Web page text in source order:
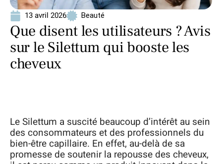
13 avril 2026 Beauté
Que disent les utilisateurs ? Avis
sur le Silettum qui booste les
cheveux
Le Silettum a suscité beaucoup d’intérêt au sein
des consommateurs et des professionnels du
bien-être capillaire. En effet, au-delà de sa
promesse de soutenir la repousse des cheveux,